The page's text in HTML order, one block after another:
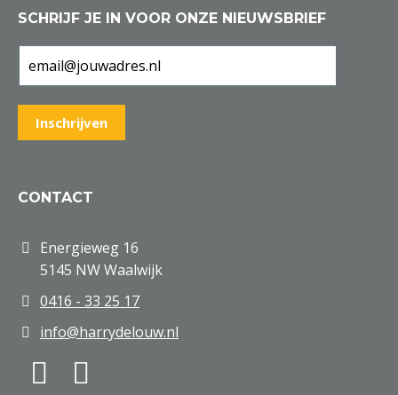
SCHRIJF JE IN VOOR ONZE NIEUWSBRIEF
CONTACT
Energieweg 16
5145 NW Waalwijk
0416 - 33 25 17
info@harrydelouw.nl